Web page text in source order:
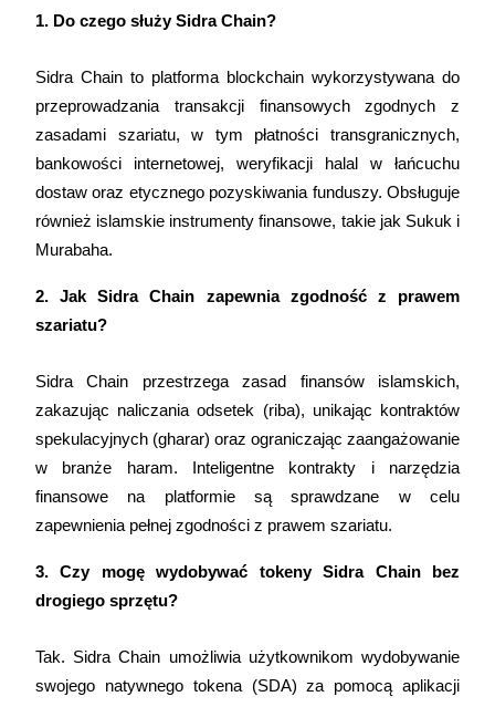
Exclusive for BitMart Users
Precious Metals Trading Carnival
Trade Gold & Silver · 33,333 USDT Bonus
USDT Flexible Staking | Daily Rewards
BTC New User Exclusive: 6.5% APR
BTC Flexible Staking | Daily Rewards
1. Do czego służy Sidra Chain?
Sidra Chain to platforma blockchain wykorzystywana do
przeprowadzania transakcji finansowych zgodnych z
zasadami szariatu, w tym płatności transgranicznych,
bankowości internetowej, weryfikacji halal w łańcuchu
dostaw oraz etycznego pozyskiwania funduszy. Obsługuje
również islamskie instrumenty finansowe, takie jak Sukuk i
Murabaha.
2. Jak Sidra Chain zapewnia zgodność z prawem
szariatu?
Sidra Chain przestrzega zasad finansów islamskich,
zakazując naliczania odsetek (riba), unikając kontraktów
spekulacyjnych (gharar) oraz ograniczając zaangażowanie
w branże haram. Inteligentne kontrakty i narzędzia
finansowe na platformie są sprawdzane w celu
zapewnienia pełnej zgodności z prawem szariatu.
3. Czy mogę wydobywać tokeny Sidra Chain bez
drogiego sprzętu?
Tak. Sidra Chain umożliwia użytkownikom wydobywanie
swojego natywnego tokena (SDA) za pomocą aplikacji